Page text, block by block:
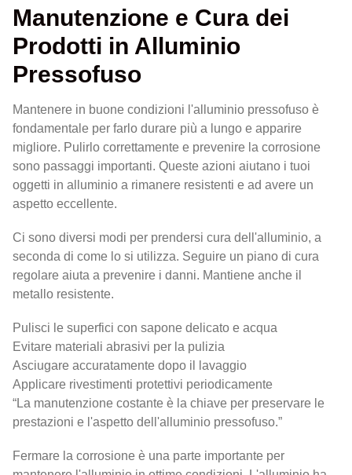
Manutenzione e Cura dei
Prodotti in Alluminio
Pressofuso
Mantenere in buone condizioni l'alluminio pressofuso è
fondamentale per farlo durare più a lungo e apparire
migliore. Pulirlo correttamente e prevenire la corrosione
sono passaggi importanti. Queste azioni aiutano i tuoi
oggetti in alluminio a rimanere resistenti e ad avere un
aspetto eccellente.
Ci sono diversi modi per prendersi cura dell'alluminio, a
seconda di come lo si utilizza. Seguire un piano di cura
regolare aiuta a prevenire i danni. Mantiene anche il
metallo resistente.
Pulisci le superfici con sapone delicato e acqua
Evitare materiali abrasivi per la pulizia
Asciugare accuratamente dopo il lavaggio
Applicare rivestimenti protettivi periodicamente
“La manutenzione costante è la chiave per preservare le
prestazioni e l'aspetto dell'alluminio pressofuso.”
Fermare la corrosione è una parte importante per